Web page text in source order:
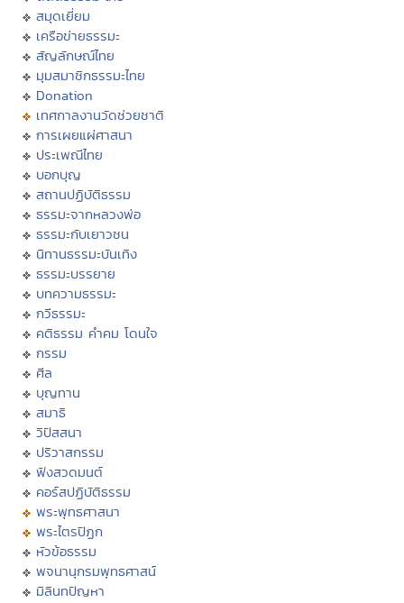
สมุดเยี่ยม
เครือข่ายธรรมะ
สัญลักษณ์ไทย
มุมสมาชิกธรรมะไทย
Donation
เทศกาลงานวัดช่วยชาติ
การเผยแผ่ศาสนา
ประเพณีไทย
บอกบุญ
สถานปฏิบัติธรรม
ธรรมะจากหลวงพ่อ
ธรรมะกับเยาวชน
นิทานธรรมะบันเทิง
ธรรมะบรรยาย
บทความธรรมะ
กวีธรรมะ
คติธรรม คำคม โดนใจ
กรรม
ศีล
บุญทาน
สมาธิ
วิปัสสนา
ปริวาสกรรม
ฟังสวดมนต์
คอร์สปฏิบัติธรรม
พระพุทธศาสนา
พระไตรปิฏก
หัวข้อธรรม
พจนานุกรมพุทธศาสน์
มิลินทปัญหา